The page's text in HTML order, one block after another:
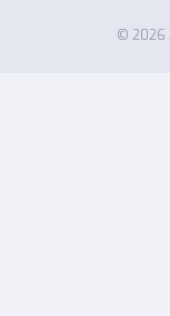
© 2026